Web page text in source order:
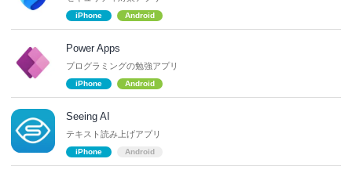
iPhone Android
Power Apps
プログラミングの勉強アプリ
iPhone Android
Seeing AI
テキスト読み上げアプリ
iPhone Android